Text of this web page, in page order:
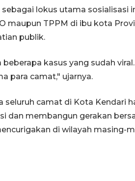
lokus utama sosialisasi
maupun TPPM di ibu kota
publik.
kasus yang sudah
para camat," ujarnya.
seluruh camat di Kota Kendari
dan membangun gerakan
di wilayah masing-